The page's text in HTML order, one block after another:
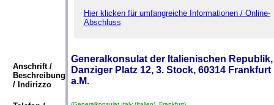
Hier klicken für umfangreiche Informationen / Online-
Abschluss
Anschrift /
Beschreibung
/ Indirizzo
Generalkonsulat der Italienischen Republik,
Danziger Platz 12, 3. Stock, 60314 Frankfurt
a.M.